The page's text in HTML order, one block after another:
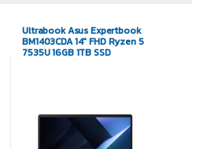
Ultrabook Asus Expertbook
BM1403CDA 14″ FHD Ryzen 5
7535U 16GB 1TB SSD